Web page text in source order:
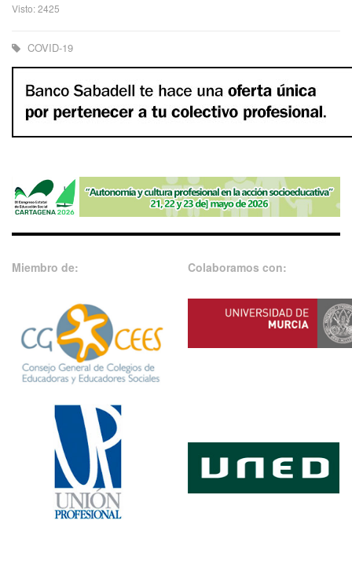
Visto: 2425
COVID-19
Miembro de: Colaboramos con: